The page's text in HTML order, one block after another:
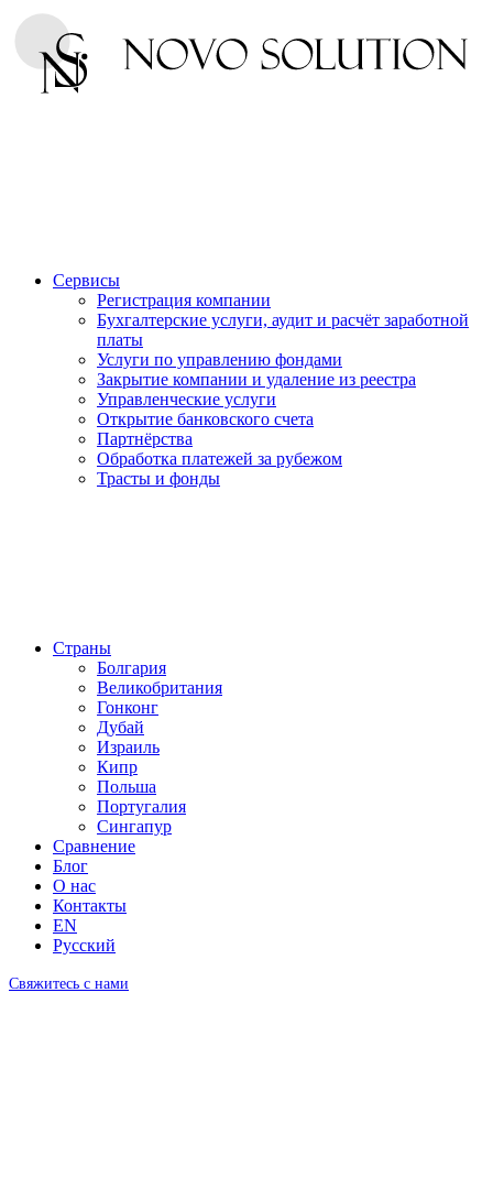
Сервисы
Регистрация компании
Бухгалтерские услуги, аудит и расчёт заработной
платы
Услуги по управлению фондами
Закрытие компании и удаление из реестра
Управленческие услуги
Открытие банковского счета
Партнёрства
Обработка платежей за рубежом
Трасты и фонды
Страны
Болгария
Великобритания
Гонконг
Дубай
Израиль
Кипр
Польша
Португалия
Сингапур
Сравнение
Блог
О нас
Контакты
EN
Русский
Свяжитесь с нами